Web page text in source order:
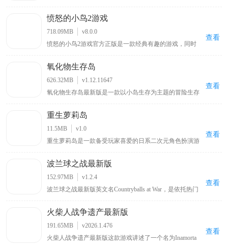
己的努力在满是怪物的世界艰难的生存下去，寻找神秘的
宝藏，打猎获取食物，开创通往异世界的大门，召唤神话
远古巨龙等。
一位置，游戏内有超多真实案件，还支持多人合作共同解
谜
愤怒的小鸟2游戏
718.09MB
v8.0.0
愤怒的小鸟2游戏官方正版是一款经典有趣的游戏，同时
现有了很大的提升，场景立体效果也显得更加的突出，给
玩家带来很强的视觉冲击力，而小鸟角色得益于在3D画面
的加持下，显得更加生动可爱，相信能给玩家带来别样的
惊喜。
查看
氧化物生存岛
626.32MB
v1.12.11647
氧化物生存岛最新版是一款以小岛生存为主题的冒险生存
表、服装列表信息，岛上有废弃城市，包含商场、加油站
等建筑物场景可供探索，但要留意棕熊等野兽带来的威胁
。
查看
重生萝莉岛
11.5MB
v1.0
重生萝莉岛是一款备受玩家喜爱的日系二次元角色扮演游
过多样化剧情选择与互动玩法体验紧张刺激探索之旅，游
戏场景设计精良、角色形象生动，战斗系统和日常互动都
充满趣味性
查看
波兰球之战最新版
152.97MB
v1.2.4
波兰球之战最新版英文名Countryballs at War，是依托热门
双玩法，玩家任选国家阵营执掌政权，统筹资源调配、兵
种编组、外交博弈，稳步扩张国土版图，发展国力登顶超
级大国。游戏原生支持简体中文，手动切换即可适配母语
游玩，兼顾趣味玩梗与深度策略博弈，适配策略游戏爱好
查看
火柴人战争遗产最新版
191.65MB
v2026.1.476
火柴人战争遗产最新版这款游戏讲述了一个名为Inamorta
查看